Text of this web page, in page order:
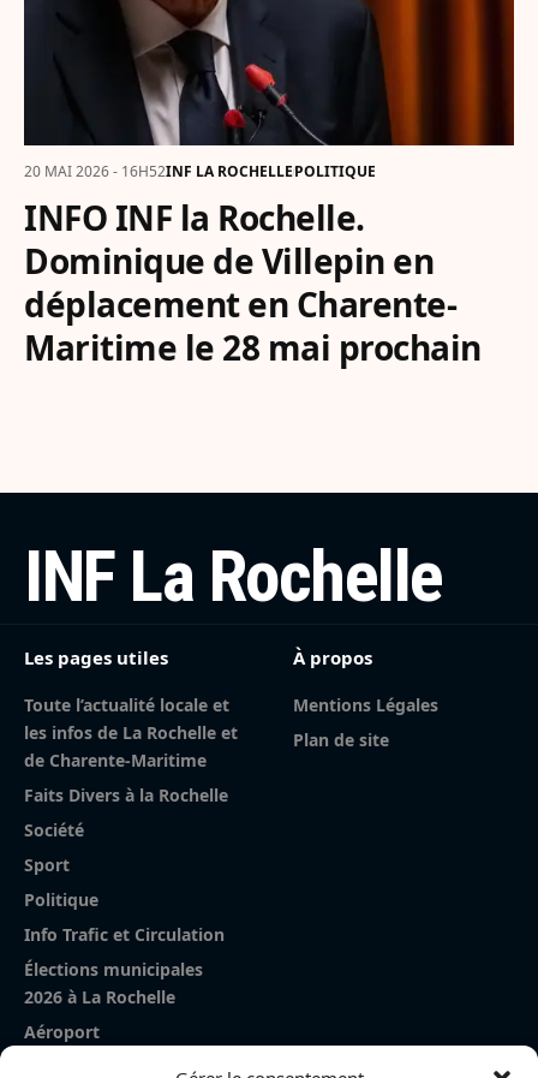
20 MAI 2026 - 16H52INF LA ROCHELLEPOLITIQUE
INFO INF la Rochelle.
Dominique de Villepin en
déplacement en Charente-
Maritime le 28 mai prochain
INF La Rochelle
Les pages utiles
Toute l’actualité locale et
les infos de La Rochelle et
de Charente-Maritime
Faits Divers à la Rochelle
Société
Sport
Politique
Info Trafic et Circulation
Élections municipales
2026 à La Rochelle
Aéroport
À propos
Mentions Légales
Plan de site